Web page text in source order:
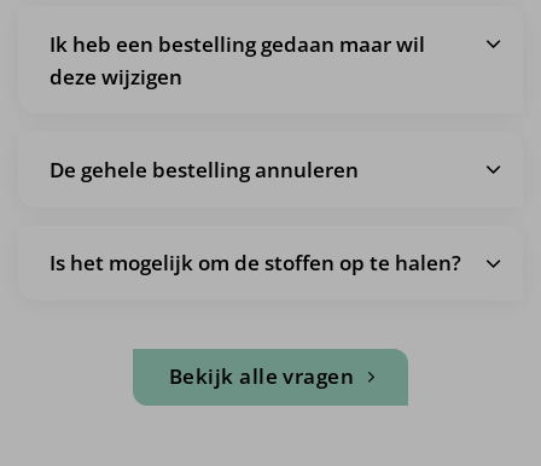
Ik heb een bestelling gedaan maar wil
deze wijzigen
De gehele bestelling annuleren
Is het mogelijk om de stoffen op te halen?
Bekijk alle vragen